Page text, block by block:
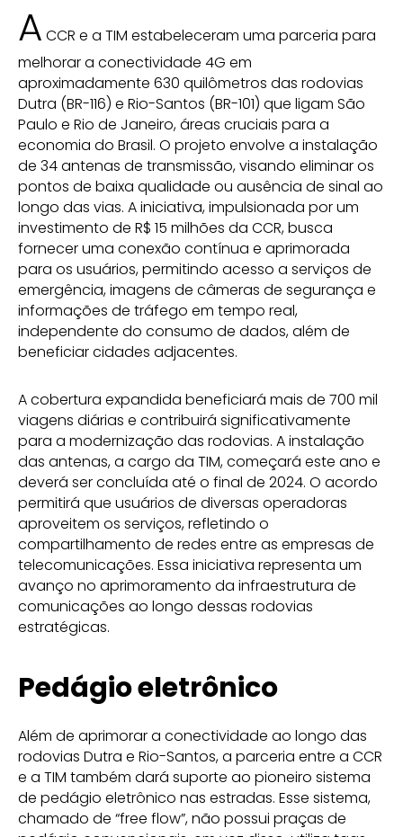
A CCR e a TIM estabeleceram uma parceria para
melhorar a conectividade 4G em
aproximadamente 630 quilômetros das rodovias
Dutra (BR-116) e Rio-Santos (BR-101) que ligam São
Paulo e Rio de Janeiro, áreas cruciais para a
economia do Brasil. O projeto envolve a instalação
de 34 antenas de transmissão, visando eliminar os
pontos de baixa qualidade ou ausência de sinal ao
longo das vias. A iniciativa, impulsionada por um
investimento de R$ 15 milhões da CCR, busca
fornecer uma conexão contínua e aprimorada
para os usuários, permitindo acesso a serviços de
emergência, imagens de câmeras de segurança e
informações de tráfego em tempo real,
independente do consumo de dados, além de
beneficiar cidades adjacentes.
A cobertura expandida beneficiará mais de 700 mil
viagens diárias e contribuirá significativamente
para a modernização das rodovias. A instalação
das antenas, a cargo da TIM, começará este ano e
deverá ser concluída até o final de 2024. O acordo
permitirá que usuários de diversas operadoras
aproveitem os serviços, refletindo o
compartilhamento de redes entre as empresas de
telecomunicações. Essa iniciativa representa um
avanço no aprimoramento da infraestrutura de
comunicações ao longo dessas rodovias
estratégicas.
Pedágio eletrônico
Além de aprimorar a conectividade ao longo das
rodovias Dutra e Rio-Santos, a parceria entre a CCR
e a TIM também dará suporte ao pioneiro sistema
de pedágio eletrônico nas estradas. Esse sistema,
chamado de “free flow”, não possui praças de